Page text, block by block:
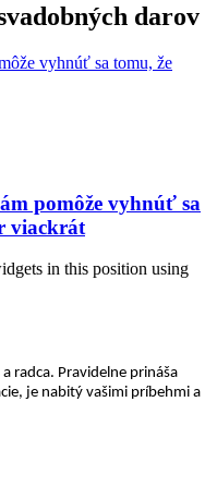
darov
pomôže vyhnúť sa
viackrát
in this position using
radca. Pravidelne prináša
je nabitý vašimi príbehmi a